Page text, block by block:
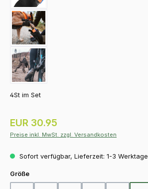
4St im Set
Regulärer Preis:
EUR 30.95
Preise inkl. MwSt. zzgl. Versandkosten
Sofort verfügbar, Lieferzeit: 1-3 Werktage
Größeauswählen